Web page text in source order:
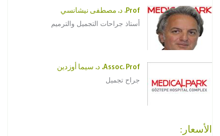
Prof. د. مصطفى نيشانسي
أستاذ جراحات التجميل والترميم
Assoc. Prof. د. سيما أوزدين
جراح تجميل
الأسعار: